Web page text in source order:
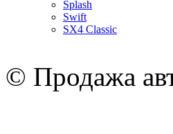
Splash
Swift
SX4 Classic
© Продажа